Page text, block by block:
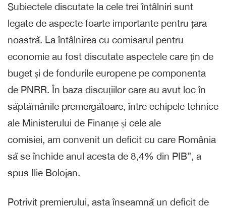
Subiectele discutate la cele trei întâlniri sunt
legate de aspecte foarte importante pentru țara
noastră. La întâlnirea cu comisarul pentru
economie au fost discutate aspectele care țin de
buget și de fondurile europene pe componenta
de PNRR. În baza discuțiilor care au avut loc în
săptămânile premergătoare, între echipele tehnice
ale Ministerului de Finanțe și cele ale
comisiei, am convenit un deficit cu care România
să se închide anul acesta de 8,4% din PIB”, a
spus Ilie Bolojan.
Potrivit premierului, asta înseamnă un deficit de